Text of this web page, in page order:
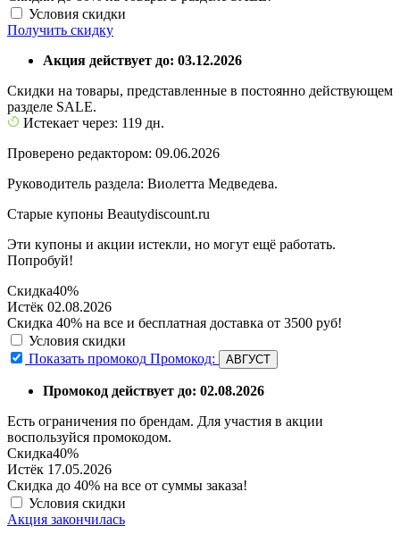
Условия скидки
Получить скидку
Акция действует до: 03.12.2026
Скидки на товары, представленные в постоянно действующем
разделе SALE.
Истекает через: 119 дн.
Проверено редактором: 09.06.2026
Руководитель раздела: Виолетта Медведева.
Старые купоны Beautydiscount.ru
Эти купоны и акции истекли, но могут ещё работать.
Попробуй!
Скидка40%
Истёк 02.08.2026
Скидка 40% на все и бесплатная доставка от 3500 руб!
Условия скидки
Показать промокод Промокод: АВГУСТ
Промокод действует до: 02.08.2026
Есть ограничения по брендам. Для участия в акции
воспользуйся промокодом.
Скидка40%
Истёк 17.05.2026
Скидка до 40% на все от суммы заказа!
Условия скидки
Акция закончилась